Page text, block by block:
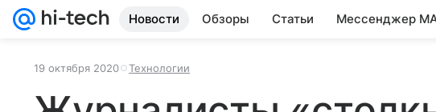
Новости Обзоры Статьи Мессенджер
19 октября 2020 Технологии